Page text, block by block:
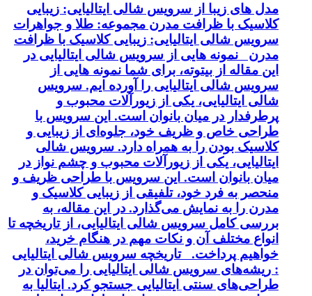
مدل های زیبا از سرویس شالی ایتالیایی: زیبایی
کلاسیک با ظرافت مدرن مجموعه: طلا و جواهرات
سرویس شالی ایتالیایی: زیبایی کلاسیک با ظرافت
مدرن نمونه هایی از سرویس شالی ایتالیایی در
این مقاله از بیتوته، برای شما نمونه هایی از
سرویس شالی ایتالیایی را آورده ایم. سرویس
شالی ایتالیایی، یکی از زیورآلات محبوب و
پرطرفدار در میان بانوان است. این سرویس با
طراحی خاص و ظریف خود، جلوه‌ای از زیبایی و
کلاسیک بودن را به همراه دارد. سرویس شالی
ایتالیایی، یکی از زیورآلات محبوب و چشم نواز در
میان بانوان است. این سرویس با طراحی ظریف و
منحصر به فرد خود، تلفیقی از زیبایی کلاسیک و
مدرن را به نمایش می‌گذارد. در این مقاله، به
بررسی کامل سرویس شالی ایتالیایی، از تاریخچه تا
انواع مختلف آن و نکات مهم در هنگام خرید،
خواهیم پرداخت. تاریخچه سرویس شالی ایتالیایی
: ریشه‌های سرویس شالی ایتالیایی را می‌توان در
طراحی‌های سنتی ایتالیایی جستجو کرد. ایتالیا به